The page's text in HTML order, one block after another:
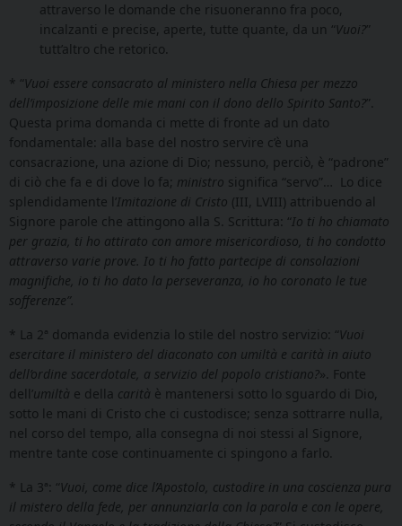
attraverso le domande che risuoneranno fra poco,
incalzanti e precise, aperte, tutte quante, da un “Vuoi?”
tutt’altro che retorico.
* “Vuoi essere consacrato al ministero nella Chiesa per mezzo
dell’imposizione delle mie mani con il dono dello Spirito Santo?”.
Questa prima domanda ci mette di fronte ad un dato
fondamentale: alla base del nostro servire c’è una
consacrazione, una azione di Dio; nessuno, perciò, è “padrone”
di ciò che fa e di dove lo fa; ministro significa “servo”… Lo dice
splendidamente l’Imitazione di Cristo (III, LVIII) attribuendo al
Signore parole che attingono alla S. Scrittura: “Io ti ho chiamato
per grazia, ti ho attirato con amore misericordioso, ti ho condotto
attraverso varie prove. Io ti ho fatto partecipe di consolazioni
magnifiche, io ti ho dato la perseveranza, io ho coronato le tue
sofferenze”.
* La 2ª domanda evidenzia lo stile del nostro servizio: “Vuoi
esercitare il ministero del diaconato con umiltà e carità in aiuto
dell’ordine sacerdotale, a servizio del popolo cristiano?». Fonte
dell’umiltà e della carità è mantenersi sotto lo sguardo di Dio,
sotto le mani di Cristo che ci custodisce; senza sottrarre nulla,
nel corso del tempo, alla consegna di noi stessi al Signore,
mentre tante cose continuamente ci spingono a farlo.
* La 3ª: “Vuoi, come dice l’Apostolo, custodire in una coscienza pura
il mistero della fede, per annunziarla con la parola e con le opere,